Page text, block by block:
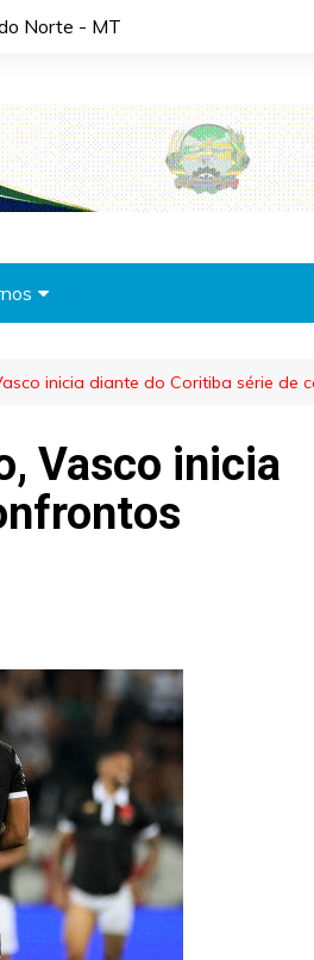
Norte - MT
inicia diante do Coritiba série de
Vasco inicia